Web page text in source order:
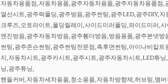
자동차용품점,자동차용품,광주자동차용품,광주자동차용품
열선시트,광주락폴딩,광주방음,광주썬팅,광주LED,광주DIY,
크루즈,오토라이트,폴딩릴레이,사이드미러폴딩,와이드미러,
엔진방음,광주자동차방음,광주휀더방음,방음용품,광주본넷
썬팅,광주존슨썬팅,광주썬팅전문점,측후면썬팅,아이나비칼
지,자동차시트,광주카시트,광주시트,광주자동차시트,LED튜
닝,광주튜닝,
핸들커버,자동차세차용품,청소용품,자동차방향제,허브링,맴